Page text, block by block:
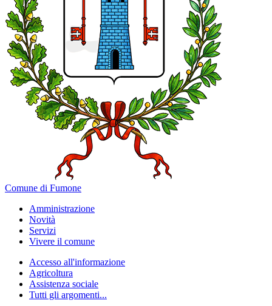
Comune di Fumone
Amministrazione
Novità
Servizi
Vivere il comune
Accesso all'informazione
Agricoltura
Assistenza sociale
Tutti gli argomenti...